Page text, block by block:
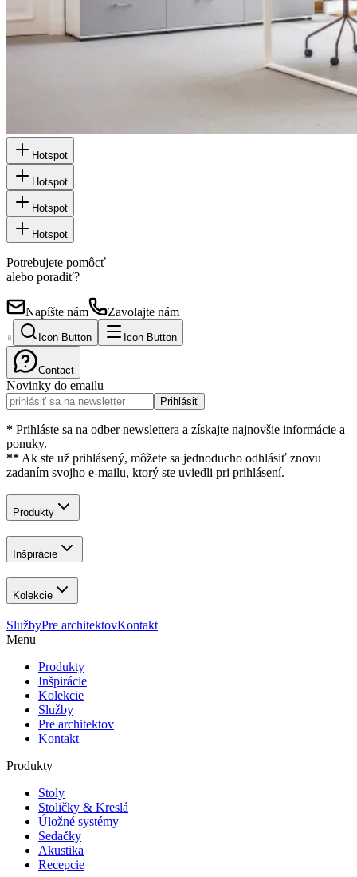
Hotspot
Hotspot
Hotspot
Hotspot
Potrebujete pomôcť
alebo poradiť?
Napíšte nám Zavolajte nám
Icon Button Icon Button
Contact
Novinky do emailu
Prihlásiť
* Prihláste sa na odber newslettera a získajte najnovšie informácie a
ponuky.
** Ak ste už prihlásený, môžete sa jednoducho odhlásiť znovu
zadaním svojho e-mailu, ktorý ste uviedli pri prihlásení.
Produkty
Inšpirácie
Kolekcie
SlužbyPre architektovKontakt
Menu
Produkty
Inšpirácie
Kolekcie
Služby
Pre architektov
Kontakt
Produkty
Stoly
Stoličky & Kreslá
Úložné systémy
Sedačky
Akustika
Recepcie